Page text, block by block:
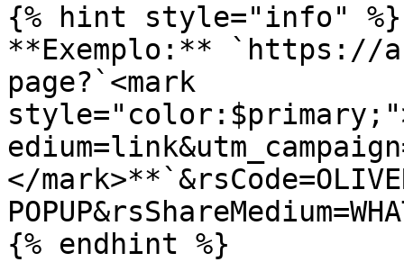
{% hint style="info" %}
**Exemplo:** `https://
page?`<mark
</
{% endhint %}